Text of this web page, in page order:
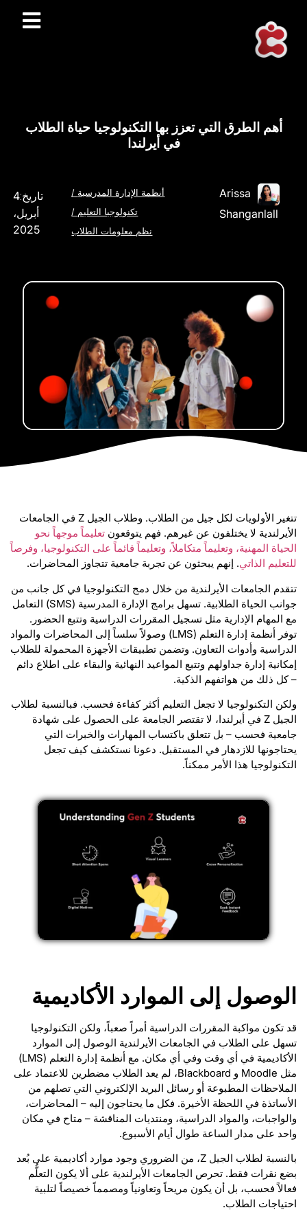
أهم الطرق التي تعزز بها التكنولوجيا حياة الطلاب
في أيرلندا
Arissa
Shanganlall
أنظمة الإدارة المدرسية /
تكنولوجيا التعليم /
نظم معلومات الطلاب
تاريخ:4
أبريل،
2025
تتغير الأولويات لكل جيل من الطلاب. وطلاب الجيل Z في الجامعات
الأيرلندية لا يختلفون عن غيرهم. فهم يتوقعون تعليماً موجهاً نحو
الحياة المهنية، وتعليماً متكاملاً، وتعليماً قائماً على التكنولوجيا، وفرصاً
للتعليم الذاتي. إنهم يبحثون عن تجربة جامعية تتجاوز المحاضرات.
تتقدم الجامعات الأيرلندية من خلال دمج التكنولوجيا في كل جانب من
جوانب الحياة الطلابية. تسهل برامج الإدارة المدرسية (SMS) التعامل
مع المهام الإدارية مثل تسجيل المقررات الدراسية وتتبع الحضور.
توفر أنظمة إدارة التعلم (LMS) وصولاً سلساً إلى المحاضرات والمواد
الدراسية وأدوات التعاون. وتضمن تطبيقات الأجهزة المحمولة للطلاب
إمكانية إدارة جداولهم وتتبع المواعيد النهائية والبقاء على اطلاع دائم
– كل ذلك من هواتفهم الذكية.
ولكن التكنولوجيا لا تجعل التعليم أكثر كفاءة فحسب. فبالنسبة لطلاب
الجيل Z في أيرلندا، لا تقتصر الجامعة على الحصول على شهادة
جامعية فحسب – بل تتعلق باكتساب المهارات والخبرات التي
يحتاجونها للازدهار في المستقبل. دعونا نستكشف كيف تجعل
التكنولوجيا هذا الأمر ممكناً.
الوصول إلى الموارد الأكاديمية
قد تكون مواكبة المقررات الدراسية أمراً صعباً، ولكن التكنولوجيا
تسهل على الطلاب في الجامعات الأيرلندية الوصول إلى الموارد
الأكاديمية في أي وقت وفي أي مكان. مع أنظمة إدارة التعلم (LMS)
مثل Moodle و Blackboard، لم يعد الطلاب مضطرين للاعتماد على
الملاحظات المطبوعة أو رسائل البريد الإلكتروني التي تصلهم من
الأساتذة في اللحظة الأخيرة. فكل ما يحتاجون إليه – المحاضرات،
والواجبات، والمواد الدراسية، ومنتديات المناقشة – متاح في مكان
واحد على مدار الساعة طوال أيام الأسبوع.
بالنسبة لطلاب الجيل Z، من الضروري وجود موارد أكاديمية على بُعد
بضع نقرات فقط. تحرص الجامعات الأيرلندية على ألا يكون التعلُّم
فعالاً فحسب، بل أن يكون مريحاً وتعاونياً ومصمماً خصيصاً لتلبية
احتياجات الطلاب.